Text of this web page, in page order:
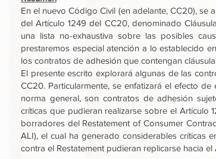
En el nuevo Código Civil (en adelante, CC20),
del Artículo 1249 del CC20, denominado
una lista no-exhaustiva sobre las posibles
prestaremos especial atención a lo establecido
los contratos de adhesión que contengan
El presente escrito explorará algunas de las
CC20. Particularmente, se enfatizará el efecto
norma general, son contratos de adhesión
críticas que pudieran realizarse sobre el Artículo
borradores del Restatement of Consumer
ALI), el cual ha generado considerables críticas
contra el Restatement pudieran replicarse hacia el